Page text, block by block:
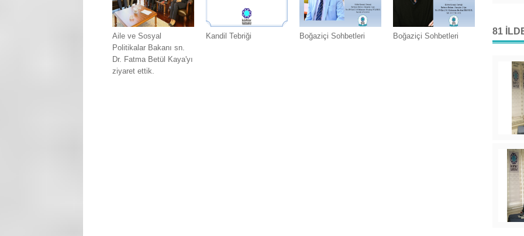
Aile ve Sosyal
Politikalar Bakanı sn.
Dr. Fatma Betül Kaya'yı
ziyaret ettik.
Kandil Tebriği Boğaziçi Sohbetleri Boğaziçi Sohbetleri 81